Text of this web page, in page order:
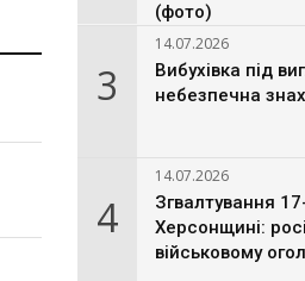
(фото)
3
14.07.2026
Вибухівка під
небезпечна
4
14.07.2026
Згвалтування
Херсонщині:
військовому